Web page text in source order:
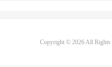
Copyright © 2026 All